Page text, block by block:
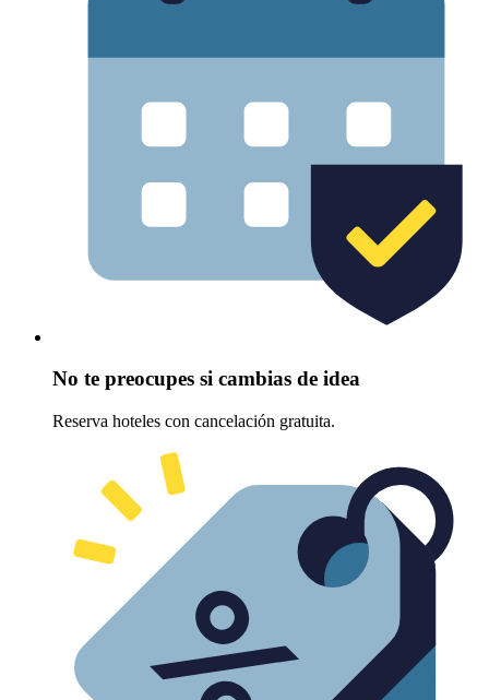
No te preocupes si cambias de idea
Reserva hoteles con cancelación gratuita.